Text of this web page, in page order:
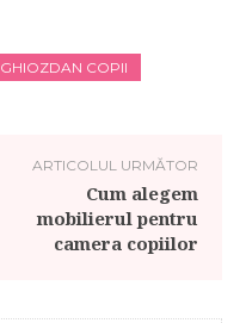
GHIOZDAN COPII
ARTICOLUL URMĂTOR
Cum alegem
mobilierul pentru
camera copiilor